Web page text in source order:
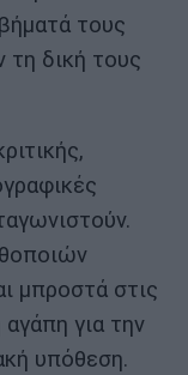
τους
τη δική τους
μπροστά στις
για την
υπόθεση.